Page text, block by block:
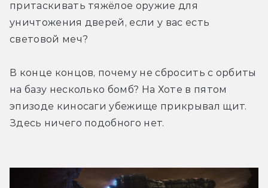
притаскивать тяжёлое оружие для
уничтожения дверей, если у вас есть
световой меч?
В конце концов, почему не сбросить с орбиты
на базу несколько бомб? На Хоте в пятом
эпизоде киносаги убежище прикрывал щит.
Здесь ничего подобного нет.